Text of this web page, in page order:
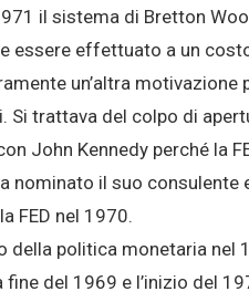
il sistema di Bretton
essere effettuato a un
un’altra
Si trattava del colpo di
John Kennedy perché la
nominato il suo
FED nel 1970.
della politica monetaria nel
del 1969 e l’inizio del